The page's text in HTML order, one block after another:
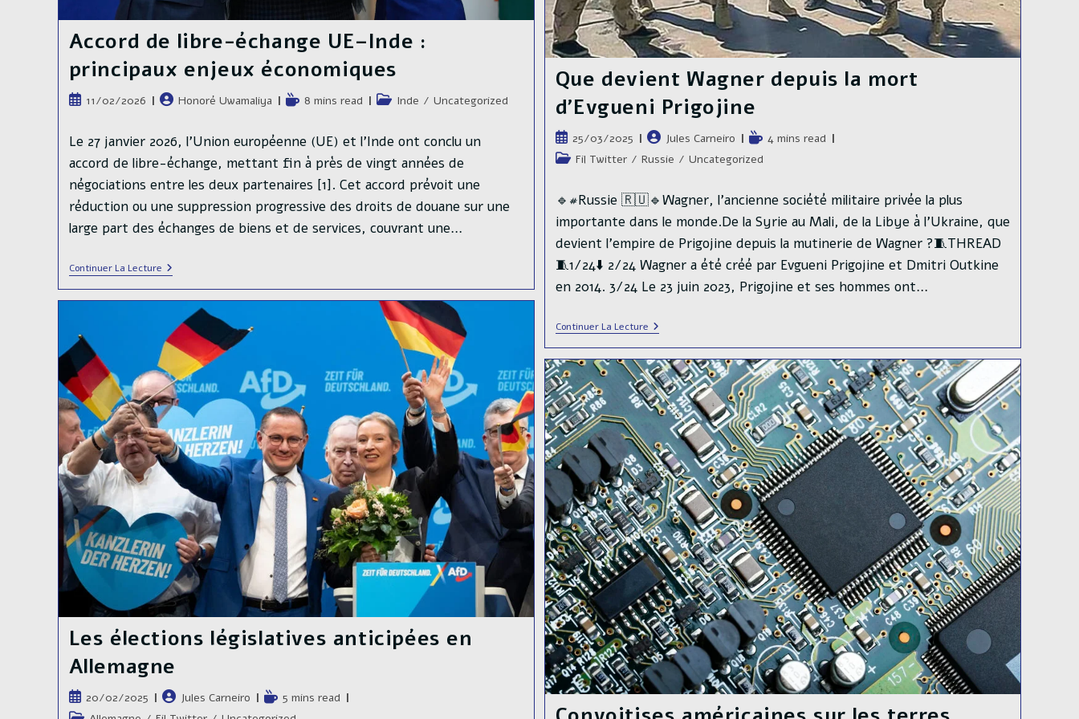
Accord de libre-échange UE–Inde :
principaux enjeux économiques
Publication
11/02/2026
Auteur/autrice
publication :
Honoré Uwamaliya
Temps
lecture :
8 mins read
PostInde / Uncategorized
Le 27 janvier 2026, l’Union européenne (UE) et l’Inde ont conclu un
accord de libre-échange, mettant fin à près de vingt années de
négociations entre les deux partenaires [1]. Cet accord prévoit une
réduction ou une suppression progressive des droits de douane sur une
large part des échanges de biens et de services, couvrant une…
Continuer La LectureAccord
De
Libre-
Échange
UE–
Inde
:
Principaux
Enjeux
Économiques
Que devient Wagner depuis la mort
d’Evgueni Prigojine
Publication
publiée :
25/03/2025
Auteur/autrice
de
Jules Carneiro
Temps
de
4 mins read
PostFil Twitter / Russie / Uncategorized
🔹#Russie 🇷🇺🔹Wagner, l’ancienne société militaire privée la plus
importante dans le monde.De la Syrie au Mali, de la Libye à l’Ukraine, que
devient l’empire de Prigojine depuis la mutinerie de Wagner ?🧵THREAD
🧵1/24⬇️ 2/24 Wagner a été créé par Evgueni Prigojine et Dmitri Outkine
en 2014. 3/24 Le 23 juin 2023, Prigojine et ses hommes ont…
Continuer La LectureQue
Devient
Wagner
Depuis
La
Mort
D’Evgueni
Prigojine
Les élections législatives anticipées en
Allemagne
Publication
publiée :
20/02/2025
Auteur/autrice
de
Jules Carneiro
Temps
de
5 mins read